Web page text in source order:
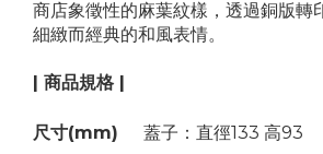
商店象徵性的麻葉紋樣，透過銅版轉
細緻而經典的和風表情。
| 商品規格 |
尺寸(mm)
蓋子：直徑133 高93